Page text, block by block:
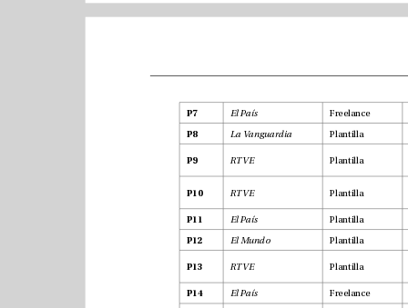
P7 El País Freelance
P8 La Vanguardia Plantilla
P9 RTVE Plantilla
P10 RTVE Plantilla
P11 El País Plantilla
P12 El Mundo Plantilla
P13 RTVE Plantilla
P14 El País Freelance